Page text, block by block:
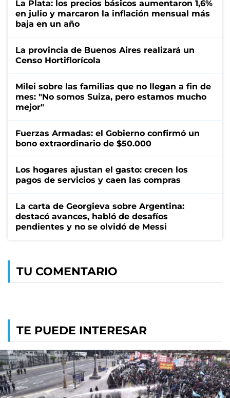
La Plata: los precios básicos aumentaron 1,6%
en julio y marcaron la inflación mensual más
baja en un año
La provincia de Buenos Aires realizará un
Censo Hortiflorícola
Milei sobre las familias que no llegan a fin de
mes: "No somos Suiza, pero estamos mucho
mejor"
Fuerzas Armadas: el Gobierno confirmó un
bono extraordinario de $50.000
Los hogares ajustan el gasto: crecen los
pagos de servicios y caen las compras
La carta de Georgieva sobre Argentina:
destacó avances, habló de desafíos
pendientes y no se olvidó de Messi
TU COMENTARIO
TE PUEDE INTERESAR